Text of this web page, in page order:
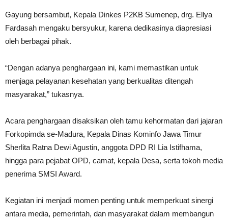
Gayung bersambut, Kepala Dinkes P2KB Sumenep, drg. Ellya
Fardasah mengaku bersyukur, karena dedikasinya diapresiasi
oleh berbagai pihak.
“Dengan adanya penghargaan ini, kami memastikan untuk
menjaga pelayanan kesehatan yang berkualitas ditengah
masyarakat,” tukasnya.
Acara penghargaan disaksikan oleh tamu kehormatan dari jajaran
Forkopimda se-Madura, Kepala Dinas Kominfo Jawa Timur
Sherlita Ratna Dewi Agustin, anggota DPD RI Lia Istifhama,
hingga para pejabat OPD, camat, kepala Desa, serta tokoh media
penerima SMSI Award.
Kegiatan ini menjadi momen penting untuk memperkuat sinergi
antara media, pemerintah, dan masyarakat dalam membangun